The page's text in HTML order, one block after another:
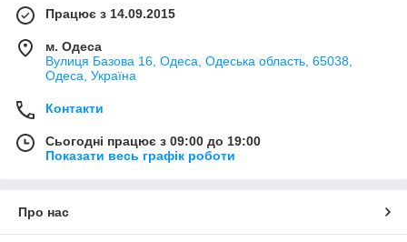
Працює з 14.09.2015
м. Одеса
Вулиця Базова 16, Одеса, Одеська область, 65038,
Одеса, Україна
Контакти
Сьогодні працює з 09:00 до 19:00
Показати весь графік роботи
Про нас